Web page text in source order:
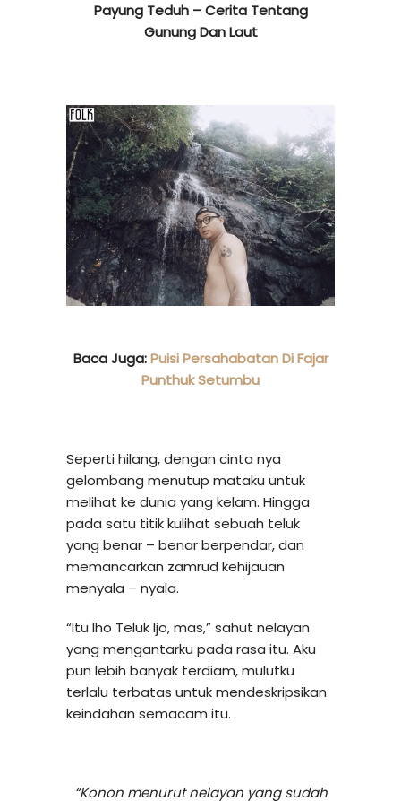
Payung Teduh – Cerita Tentang
Gunung Dan Laut
Baca Juga:Puisi Persahabatan Di Fajar
Punthuk Setumbu
Seperti hilang, dengan cinta nya
gelombang menutup mataku untuk
melihat ke dunia yang kelam. Hingga
pada satu titik kulihat sebuah teluk
yang benar – benar berpendar, dan
memancarkan zamrud kehijauan
menyala – nyala.
“Itu lho Teluk Ijo, mas,” sahut nelayan
yang mengantarku pada rasa itu. Aku
pun lebih banyak terdiam, mulutku
terlalu terbatas untuk mendeskripsikan
keindahan semacam itu.
“Konon menurut nelayan yang sudah